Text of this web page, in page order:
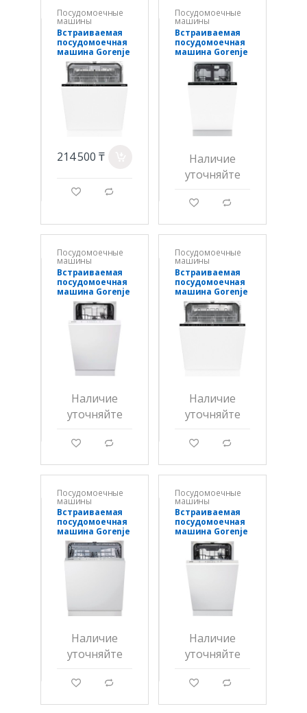
Посудомоечные
машины
Встраиваемая
посудомоечная
машина Gorenje
GV643E90
214 500 ₸
g d
Посудомоечные
машины
Встраиваемая
посудомоечная
машина Gorenje
GV572D10
Наличие
уточняйте
g d
Посудомоечные
машины
Встраиваемая
посудомоечная
машина Gorenje
GV532E10W
Наличие
уточняйте
g d
Посудомоечные
машины
Встраиваемая
посудомоечная
машина Gorenje
GV642D90
Наличие
уточняйте
g d
Посудомоечные
машины
Встраиваемая
посудомоечная
машина Gorenje
GV620D17S
Наличие
уточняйте
g d
Посудомоечные
машины
Встраиваемая
посудомоечная
машина Gorenje
GV520E10S
Наличие
уточняйте
g d